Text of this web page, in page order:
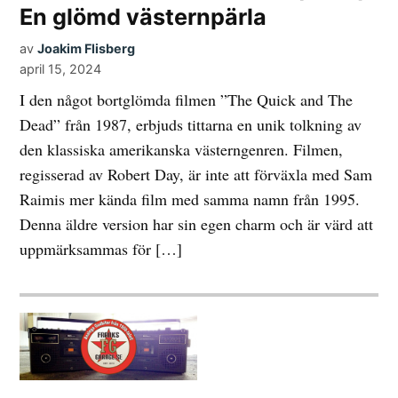
En glömd västernpärla
av Joakim Flisberg
april 15, 2024
I den något bortglömda filmen ”The Quick and The
Dead” från 1987, erbjuds tittarna en unik tolkning av
den klassiska amerikanska västerngenren. Filmen,
regisserad av Robert Day, är inte att förväxla med Sam
Raimis mer kända film med samma namn från 1995.
Denna äldre version har sin egen charm och är värd att
uppmärksammas för […]